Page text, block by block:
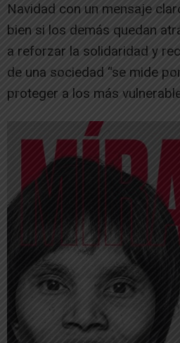
Navidad con un mensaje
bien si los demás quedan
a reforzar la solidaridad y
de una sociedad “se mide
proteger a los más